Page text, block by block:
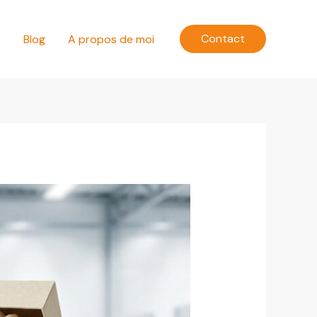
Blog A propos de moi Contact